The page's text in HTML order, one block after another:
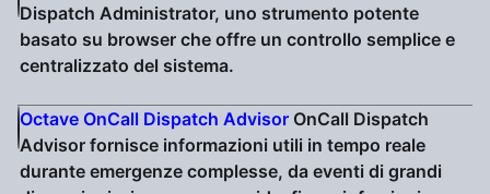
Dispatch Administrator, uno strumento potente
basato su browser che offre un controllo semplice e
centralizzato del sistema.
Octave OnCall Dispatch Advisor OnCall Dispatch
Advisor fornisce informazioni utili in tempo reale
durante emergenze complesse, da eventi di grandi